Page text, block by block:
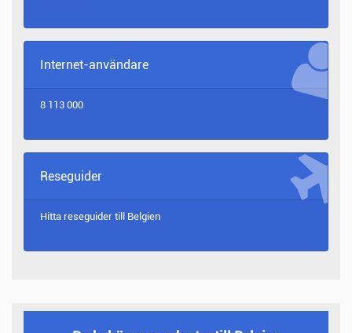
Internet-användare
8 113 000
Reseguider
Hitta reseguider till Belgien